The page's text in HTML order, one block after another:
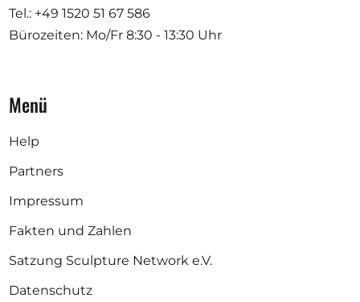
Tel.: +49 1520 51 67 586
Bürozeiten: Mo/Fr 8:30 - 13:30 Uhr
Menü
Help
Partners
Impressum
Fakten und Zahlen
Satzung Sculpture Network e.V.
Datenschutz